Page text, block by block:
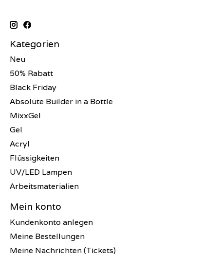
Kategorien
Neu
50% Rabatt
Black Friday
Absolute Builder in a Bottle
MixxGel
Gel
Acryl
Flüssigkeiten
UV/LED Lampen
Arbeitsmaterialien
Mein konto
Kundenkonto anlegen
Meine Bestellungen
Meine Nachrichten (Tickets)